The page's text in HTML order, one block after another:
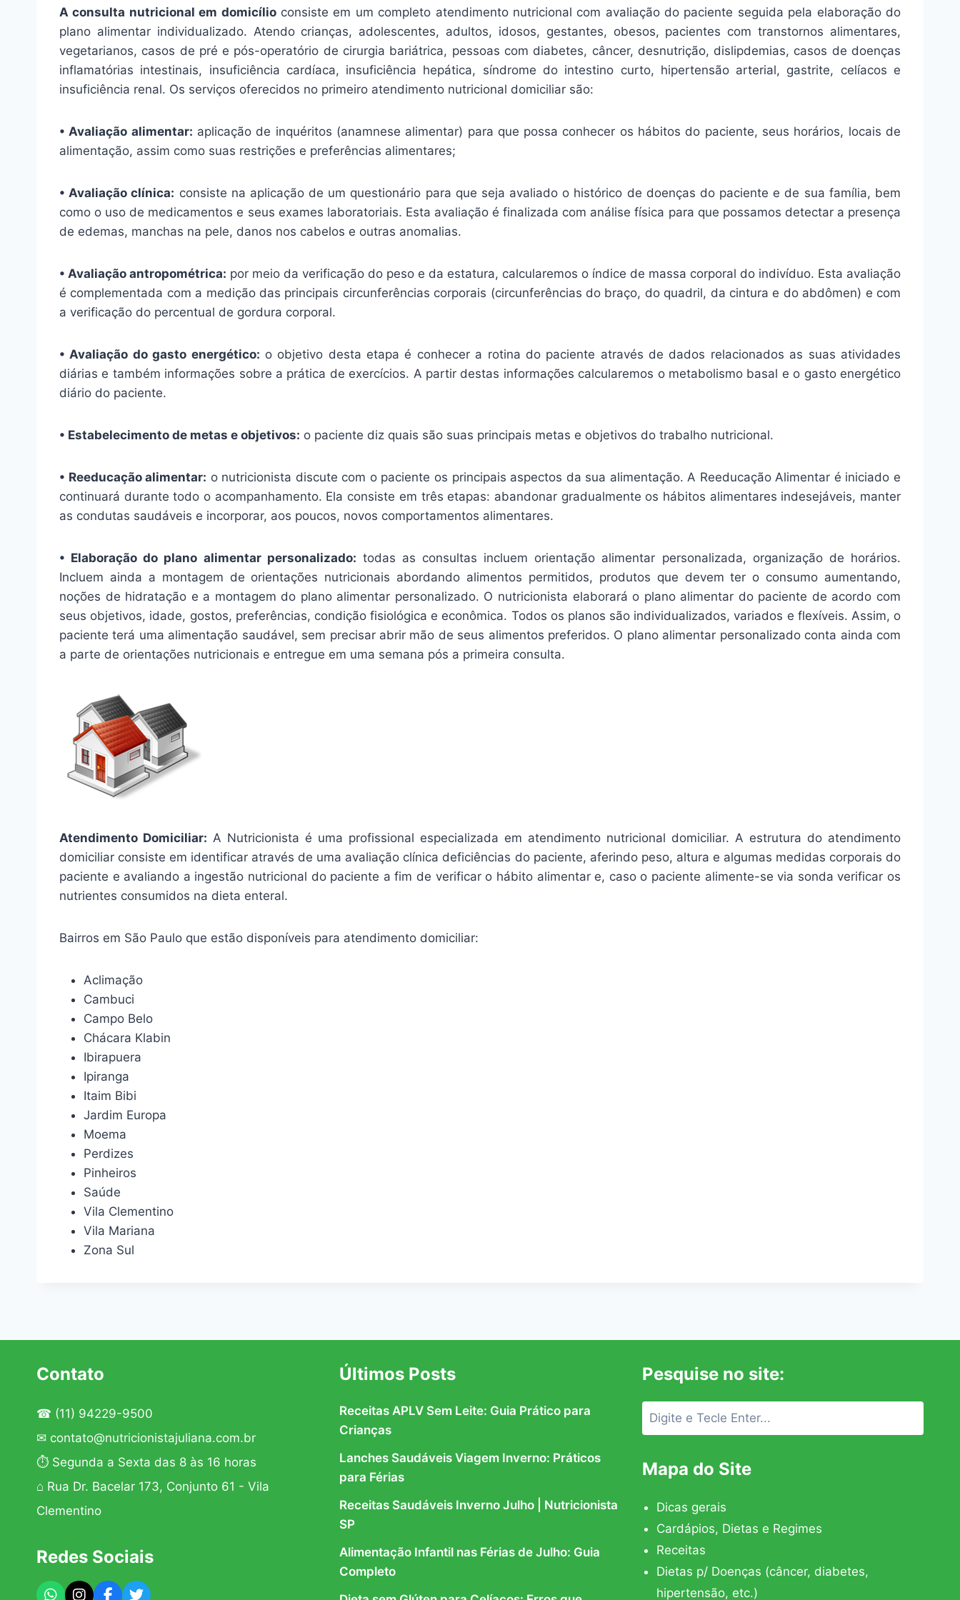
A consulta nutricional em domicílioconsiste em um completo atendimento nutricional com avaliação do paciente seguida pela elaboração do
plano alimentar individualizado. Atendo crianças, adolescentes, adultos, idosos, gestantes, obesos, pacientes com transtornos alimentares,
vegetarianos, casos de pré e pós-operatório de cirurgia bariátrica, pessoas com diabetes, câncer, desnutrição, dislipdemias, casos de doenças
inflamatórias intestinais, insuficiência cardíaca, insuficiência hepática, síndrome do intestino curto, hipertensão arterial, gastrite, celíacos e
insuficiência renal. Os serviços oferecidos no primeiro atendimento nutricional domiciliar são:
• Avaliação alimentar: aplicação de inquéritos (anamnese alimentar) para que possa conhecer os hábitos do paciente, seus horários, locais de
alimentação, assim como suas restrições e preferências alimentares;
• Avaliação clínica: consiste na aplicação de um questionário para que seja avaliado o histórico de doenças do paciente e de sua família, bem
como o uso de medicamentos e seus exames laboratoriais. Esta avaliação é finalizada com análise física para que possamos detectar a presença
de edemas, manchas na pele, danos nos cabelos e outras anomalias.
• Avaliação antropométrica: por meio da verificação do peso e da estatura, calcularemos o índice de massa corporal do indivíduo. Esta avaliação
é complementada com a medição das principais circunferências corporais (circunferências do braço, do quadril, da cintura e do abdômen) e com
a verificação do percentual de gordura corporal.
• Avaliação do gasto energético: o objetivo desta etapa é conhecer a rotina do paciente através de dados relacionados as suas atividades
diárias e também informações sobre a prática de exercícios. A partir destas informações calcularemos o metabolismo basal e o gasto energético
diário do paciente.
• Estabelecimento de metas e objetivos: o paciente diz quais são suas principais metas e objetivos do trabalho nutricional.
• Reeducação alimentar: o nutricionista discute com o paciente os principais aspectos da sua alimentação. A Reeducação Alimentar é iniciado e
continuará durante todo o acompanhamento. Ela consiste em três etapas: abandonar gradualmente os hábitos alimentares indesejáveis, manter
as condutas saudáveis e incorporar, aos poucos, novos comportamentos alimentares.
• Elaboração do plano alimentar personalizado: todas as consultas incluem orientação alimentar personalizada, organização de horários.
Incluem ainda a montagem de orientações nutricionais abordando alimentos permitidos, produtos que devem ter o consumo aumentando,
noções de hidratação e a montagem do plano alimentar personalizado. O nutricionista elaborará o plano alimentar do paciente de acordo com
seus objetivos, idade, gostos, preferências, condição fisiológica e econômica. Todos os planos são individualizados, variados e flexíveis. Assim, o
paciente terá uma alimentação saudável, sem precisar abrir mão de seus alimentos preferidos. O plano alimentar personalizado conta ainda com
a parte de orientações nutricionais e entregue em uma semana pós a primeira consulta.
Atendimento Domiciliar: A Nutricionista é uma profissional especializada em atendimento nutricional domiciliar. A estrutura do atendimento
domiciliar consiste em identificar através de uma avaliação clínica deficiências do paciente, aferindo peso, altura e algumas medidas corporais do
paciente e avaliando a ingestão nutricional do paciente a fim de verificar o hábito alimentar e, caso o paciente alimente-se via sonda verificar os
nutrientes consumidos na dieta enteral.
Bairros em São Paulo que estão disponíveis para atendimento domiciliar:
Aclimação
Cambuci
Campo Belo
Chácara Klabin
Ibirapuera
Ipiranga
Itaim Bibi
Jardim Europa
Moema
Perdizes
Pinheiros
Saúde
Vila Clementino
Vila Mariana
Zona Sul
Contato
☎ (11) 94229-9500
✉ contato@nutricionistajuliana.com.br
⏱ Segunda a Sexta das 8 às 16 horas
⌂ Rua Dr. Bacelar 173, Conjunto 61 - Vila
Clementino
Redes Sociais
Últimos Posts
Receitas APLV Sem Leite: Guia Prático para
Crianças
Lanches Saudáveis Viagem Inverno: Práticos
para Férias
Receitas Saudáveis Inverno Julho | Nutricionista
SP
Alimentação Infantil nas Férias de Julho: Guia
Completo
Pesquise no site:
Mapa do Site
Dicas gerais
Cardápios, Dietas e Regimes
Receitas
Dietas p/ Doenças (câncer, diabetes,
hipertensão, etc.)